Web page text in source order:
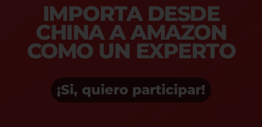
IMPORTA DESDE
CHINA A AMAZON
COMO UN EXPERTO
¡Si, quiero participar!